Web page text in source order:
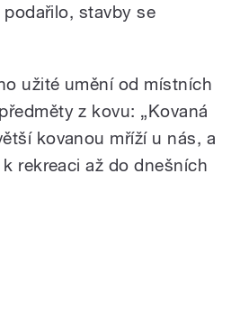
stavby se
užité umění od místních
z kovu: „Kovaná
kovanou mříží u nás, a
rekreaci až do dnešních